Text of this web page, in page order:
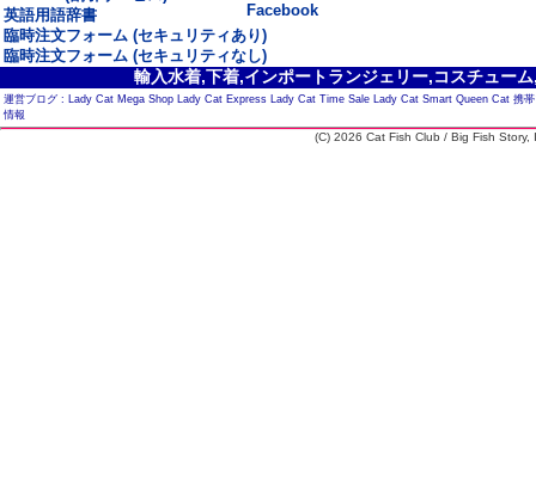
英語用語辞書
Facebook
臨時注文フォーム (セキュリティあり)
臨時注文フォーム (セキュリティなし)
輸入水着,下着,インポートランジェリー,コスチュー
運営ブログ : Lady Cat Mega Shop Lady Cat Express Lady Cat Time Sale Lady Cat Smart Queen Cat 携
情報
(C) 2026 Cat Fish Club / Big Fish Story,